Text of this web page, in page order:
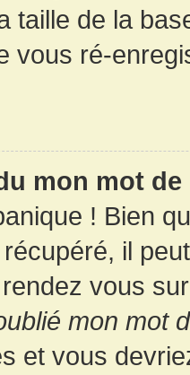
taille de la
vous ré-
mon mot
! Bien
il
vous
mon mot
et vous